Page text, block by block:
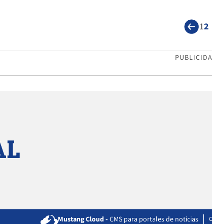
12
Mustang Cloud - CMS para portales de noticias